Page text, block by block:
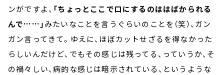
ンがですよ、 「ちょっとここで口にするのははばかられる
んで……」みたいなことを言うぐらいのことを（笑）、ガン
ガン言ってきて。ゆえに、ほぼカットせざるを得なかった
らしいんだけど、でもその感じは残ってる、っていうか、そ
の禍々しい、病的な感じは暗示されている、というような